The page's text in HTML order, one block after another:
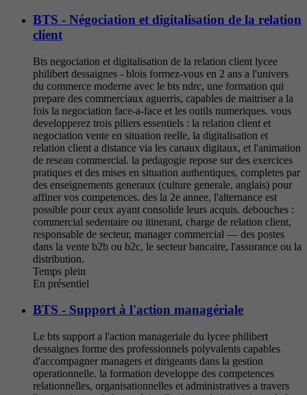
BTS - Négociation et digitalisation de la relation
client
Bts negociation et digitalisation de la relation client lycee
philibert dessaignes - blois formez-vous en 2 ans a l'univers
du commerce moderne avec le bts ndrc, une formation qui
prepare des commerciaux aguerris, capables de maitriser a la
fois la negociation face-a-face et les outils numeriques. vous
developperez trois piliers essentiels : la relation client et
negociation vente en situation reelle, la digitalisation et
relation client a distance via les canaux digitaux, et l'animation
de reseau commercial. la pedagogie repose sur des exercices
pratiques et des mises en situation authentiques, completes par
des enseignements generaux (culture generale, anglais) pour
affiner vos competences. des la 2e annee, l'alternance est
possible pour ceux ayant consolide leurs acquis. debouches :
commercial sedentaire ou itinerant, charge de relation client,
responsable de secteur, manager commercial — des postes
dans la vente b2b ou b2c, le secteur bancaire, l'assurance ou la
distribution.
Temps plein
En présentiel
BTS - Support à l'action managériale
Le bts support a l'action manageriale du lycee philibert
dessaignes forme des professionnels polyvalents capables
d'accompagner managers et dirigeants dans la gestion
operationnelle. la formation developpe des competences
relationnelles, organisationnelles et administratives a travers